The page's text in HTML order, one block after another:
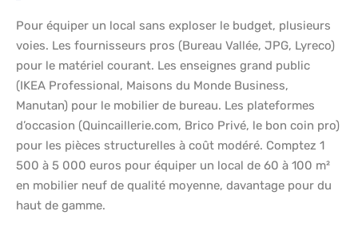
Pour équiper un local sans exploser le budget, plusieurs
voies. Les fournisseurs pros (Bureau Vallée, JPG, Lyreco)
pour le matériel courant. Les enseignes grand public
(IKEA Professional, Maisons du Monde Business,
Manutan) pour le mobilier de bureau. Les plateformes
d’occasion (Quincaillerie.com, Brico Privé, le bon coin pro)
pour les pièces structurelles à coût modéré. Comptez 1
500 à 5 000 euros pour équiper un local de 60 à 100 m²
en mobilier neuf de qualité moyenne, davantage pour du
haut de gamme.